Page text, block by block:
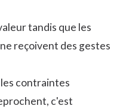
tandis que les
reçoivent des gestes
contraintes
c'est